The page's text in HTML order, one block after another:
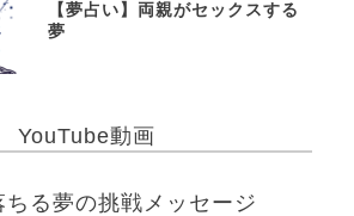
【夢占い】両親がセックスする
夢
YouTube動画
ちる夢の挑戦メッセージ